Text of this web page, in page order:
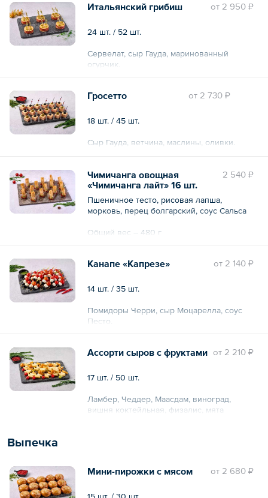
oт 2 950 ₽
Итальянский грибиш
24 шт. / 52 шт.
Сервелат, сыр Гауда, маринованный
огурчик.
oт 2 730 ₽
Гросетто
18 шт. / 45 шт.
Сыр Гауда, ветчина, маслины, оливки.
2 540 ₽
Чимичанга овощная
«Чимичанга лайт» 16 шт.
Пшеничное тесто, рисовая лапша,
морковь, перец болгарский, соус Сальса
Общий вес – 480 г
oт 2 140 ₽
Канапе «Капрезе»
14 шт. / 35 шт.
Помидоры Черри, сыр Моцарелла, соус
Песто.
oт 2 210 ₽
Ассорти сыров с фруктами
17 шт. / 50 шт.
Ламбер, Чеддер, Маасдам, виноград,
вишня коктейльная, физалис, мята
Выпечка
oт 2 680 ₽
Мини-пирожки с мясом
15 шт. / 30 шт.